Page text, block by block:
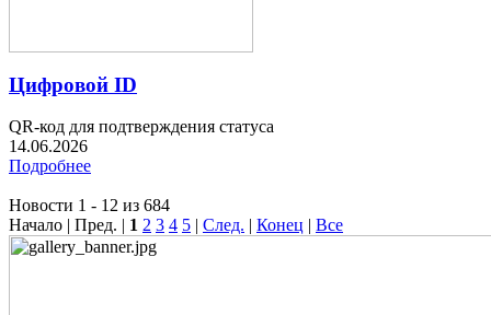
Цифровой ID
QR-код для подтверждения статуса
14.06.2026
Подробнее
Новости 1 - 12 из 684
Начало | Пред. | 1 2 3 4 5 | След. | Конец | Все